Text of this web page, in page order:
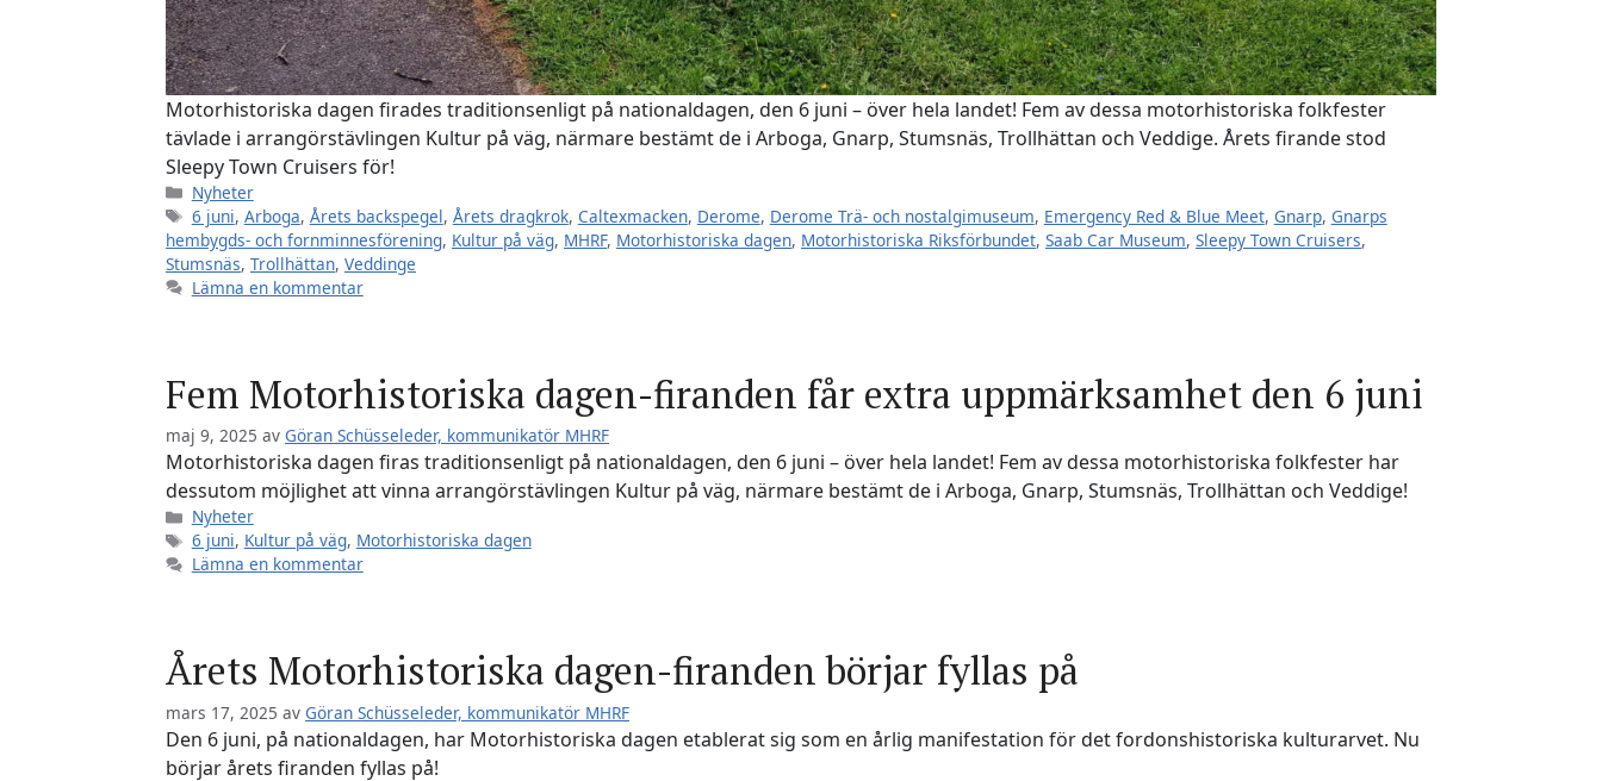
Motorhistoriska dagen firades traditionsenligt på nationaldagen, den 6 juni – över hela landet! Fem av dessa motorhistoriska folkfester
tävlade i arrangörstävlingen Kultur på väg, närmare bestämt de i Arboga, Gnarp, Stumsnäs, Trollhättan och Veddige. Årets firande stod
Sleepy Town Cruisers för!
Kategorier
Nyheter
Etiketter
6 juni, Arboga, Årets backspegel, Årets dragkrok, Caltexmacken, Derome, Derome Trä- och nostalgimuseum, Emergency Red & Blue Meet, Gnarp, Gnarps
hembygds- och fornminnesförening, Kultur på väg, MHRF, Motorhistoriska dagen, Motorhistoriska Riksförbundet, Saab Car Museum, Sleepy Town Cruisers,
Stumsnäs, Trollhättan, Veddinge
Lämna en kommentar
Fem Motorhistoriska dagen-firanden får extra uppmärksamhet den 6 juni
maj 9, 2025 av Göran Schüsseleder, kommunikatör MHRF
Motorhistoriska dagen firas traditionsenligt på nationaldagen, den 6 juni – över hela landet! Fem av dessa motorhistoriska folkfester har
dessutom möjlighet att vinna arrangörstävlingen Kultur på väg, närmare bestämt de i Arboga, Gnarp, Stumsnäs, Trollhättan och Veddige!
Kategorier
Nyheter
Etiketter
6 juni, Kultur på väg, Motorhistoriska dagen
Lämna en kommentar
Årets Motorhistoriska dagen-firanden börjar fyllas på
mars 17, 2025 av Göran Schüsseleder, kommunikatör MHRF
Den 6 juni, på nationaldagen, har Motorhistoriska dagen etablerat sig som en årlig manifestation för det fordonshistoriska kulturarvet. Nu
börjar årets firanden fyllas på!